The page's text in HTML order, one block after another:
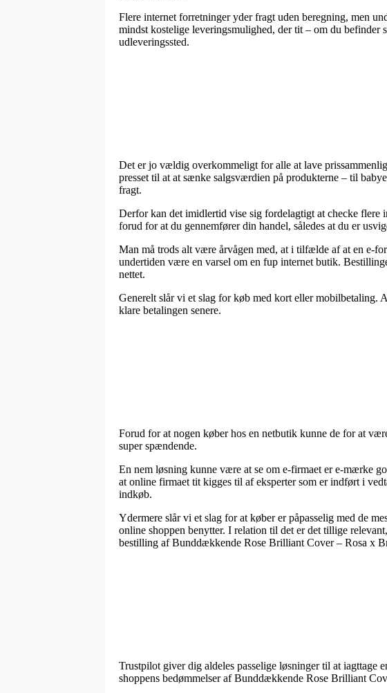
Flere internet forretninger yder fragt uden beregning, men
mindst kostelige leveringsmulighed, der tit – om du
udleveringssted.
Det er jo vældig overkommeligt for alle at lave
presset til at at sænke salgsværdien på produkterne – til
fragt.
Derfor kan det imidlertid vise sig fordelagtigt at checke
forud for at du gennemfører din handel, således at du er
Man må trods alt være årvågen med, at i tilfælde af at en e-
undertiden være en varsel om en fup internet butik.
nettet.
Generelt slår vi et slag for køb med kort eller
klare betalingen senere.
Forud for at nogen køber hos en netbutik kunne de for at
super spændende.
En nem løsning kunne være at se om e-firmaet er e-mærke
at online firmaet tit kigges til af eksperter som er indført i
indkøb.
Ydermere slår vi et slag for at køber er påpasselig med de
online shoppen benytter. I relation til det er det tillige
bestilling af Bunddækkende Rose Brilliant Cover – Rosa x
Trustpilot giver dig aldeles passelige løsninger til at
shoppens bedømmelser af Bunddækkende Rose Brilliant